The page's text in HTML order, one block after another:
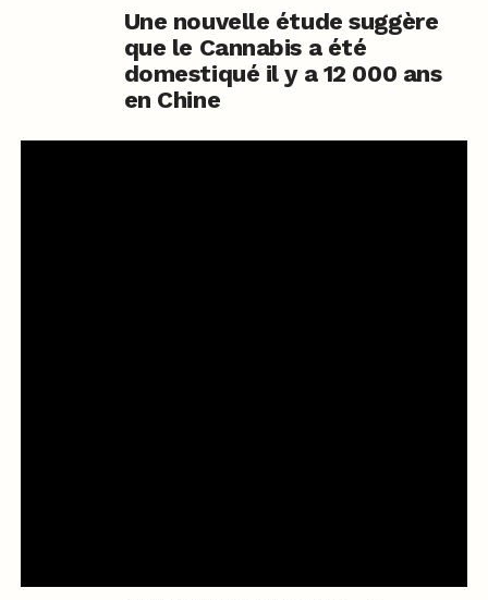
Une nouvelle étude suggère
que le Cannabis a été
domestiqué il y a 12 000 ans
en Chine